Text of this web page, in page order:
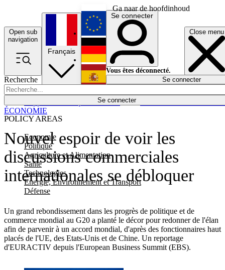
Ga naar de hoofdinhoud
Open sub
navigation
Close menu
Recherche
Se connecter
POLICY AREAS
Economie
Politique
Agriculture et Alimentation
Santé
Technologies
Energie, Environnement et Transport
Défense
Économie
Français
English
Deutsch
Español
Se connecter
Vous êtes déconnecté.
Se connecter
Nouvel espoir de voir les
discussions commerciales
internationales se débloquer
Un grand rebondissement dans les progrès de politique et de
commerce mondial au G20 a planté le décor pour redonner de l'élan
afin de parvenir à un accord mondial, d'après des fonctionnaires haut
placés de l'UE, des Etats-Unis et de Chine. Un reportage
d'EURACTIV depuis l'European Business Summit (EBS).
ÉCONOMIE